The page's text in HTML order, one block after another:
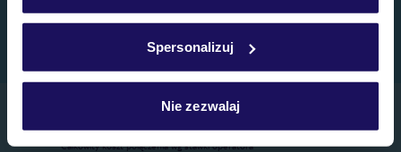
Szczegółowe informacje o plikach cookie znajdziesz
Spersonalizuj
Nie zezwalaj
Telefoniczne Centrum Rezerwacji
22 270 31 20
Całkowity koszt połączenia wg stawki operatora